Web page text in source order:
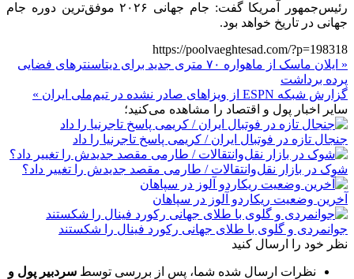
رئیس‌جمهور آمریکا گفت: جام جهانی ۲۰۲۶ موفق‌ترین دوره جام
جهانی در تاریخ خواهد بود.
https://poolvaeghtesad.com/?p=198318
« ایلان ماسک از ماهواره ۷۰ متری جدید برای دیتاسنترهای فضایی
پرده برداشت
گزارش شبکه ESPN از ویزا‌های صادر نشده در تیم‌ملی ایران »
سایر اخبار پول و اقتصاد را مشاهده می‌کنید؛
جنجال تازه در فوتبال ایران / کریمی پاسخ تاجرنیا را داد
شوک در بازار نقل‌وانتقالات / طارمی مقصد جدیدش را تغییر داد؟
آخرین وضعیت ریکاردو آلوز در سپاهان
جوانمردی و گلوی با طلای جهانی رکورد فینال را شکستند
نظر خود را ارسال کنید
نظرات ارسال شده شما، پس از بررسی توسط سردبیر پول و